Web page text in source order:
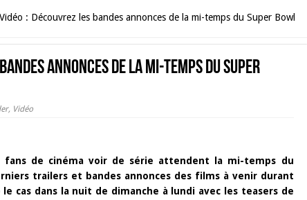
Vidéo : Découvrez les bandes annonces de la mi-temps du Super Bowl
annonces de la mi-temps du Super
, Vidéo
fans de cinéma voir de série attendent la mi-temps du
trailers et bandes annonces des films à venir durant
le cas dans la nuit de dimanche à lundi avec les teasers de